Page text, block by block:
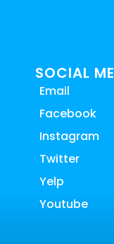
SOCIAL
Email
Facebook
Instagram
Twitter
Yelp
Youtube